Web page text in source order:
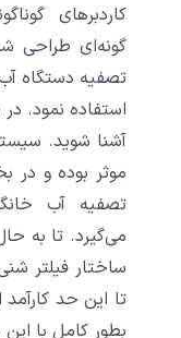
کاردبرهای
گونه‌ای طراحی
تصفیه دستگاه
استفاده نمود.
آشنا شوید.
موثر بوده و در
تصفیه‌ آب
می‌گیرد. تا به
ساختار فیلتر
تا این حد
بطور کامل با